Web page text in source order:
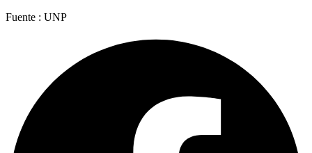
Fuente : UNP